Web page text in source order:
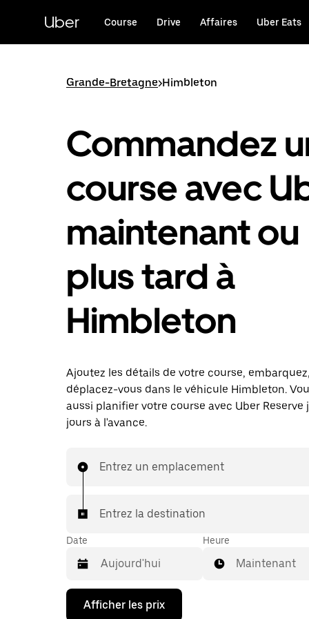
principal
Uber Course Drive Affaires Uber Eats
Grande-Bretagne>Himbleton
Commandez
course avec
maintenant ou
plus tard à
Himbleton
Ajoutez les détails de votre course,
déplacez-vous dans le véhicule Himbleton.
aussi planifier votre course avec Uber Reserve
jours à l'avance.
Entrez un emplacement
Entrez la destination
Date
Appuyez
Heure
Maintenant
Afficher les prix